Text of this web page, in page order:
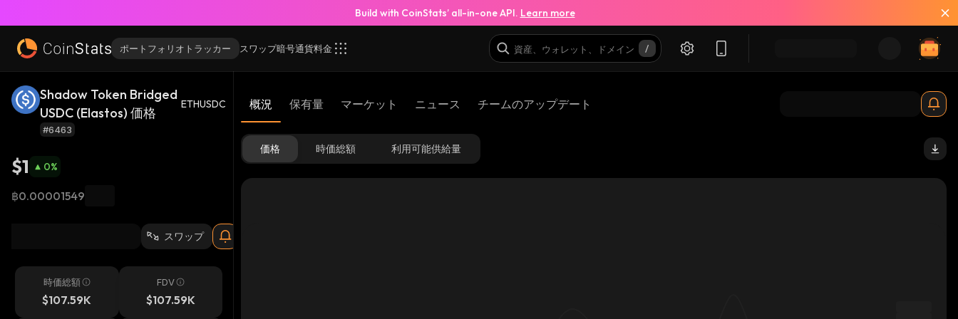
Build with CoinStats’ all-in-one API. Learn more
ポートフォリオトラッカー スワップ暗号通貨料金
Shadow Token Bridged
USDC (Elastos) 価格
ETHUSDC
#6463
$1 0%
฿0.00001549
スワップ
時価総額
$107.59K
FDV
$107.59K
概況 保有量 マーケット ニュース チームのアップデート
価格 時価総額 利用可能供給量